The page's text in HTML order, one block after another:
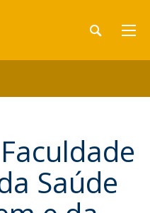
Saúde